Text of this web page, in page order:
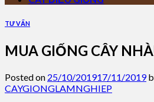
TƯ VẤN
MUA GIỐNG CÂY
Posted on 25/10/201917/11/2019
CAYGIONGLAMNGHIEP